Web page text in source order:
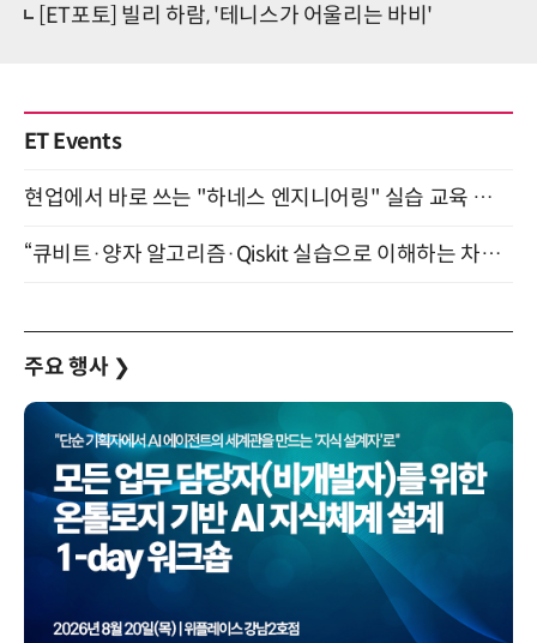
[ET포토] 빌리 하람, '테니스가 어울리는 바비'
ET Events
현업에서 바로 쓰는 "하네스 엔지니어링" 실습 교육 워크숍 8월 20일 개최
“큐비트·양자 알고리즘·Qiskit 실습으로 이해하는 차세대 컴퓨팅” (8/28)
주요 행사 ❯